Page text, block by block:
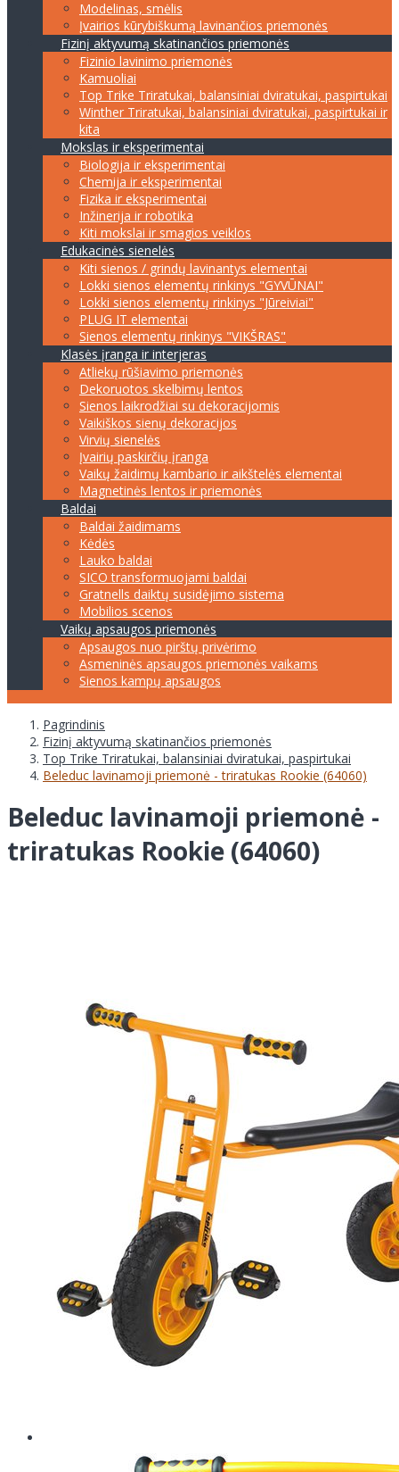
Modelinas, smėlis
Įvairios kūrybiškumą lavinančios priemonės
Fizinį aktyvumą skatinančios priemonės
Fizinio lavinimo priemonės
Kamuoliai
Top Trike Triratukai, balansiniai dviratukai, paspirtukai
Winther Triratukai, balansiniai dviratukai, paspirtukai ir
kita
Mokslas ir eksperimentai
Biologija ir eksperimentai
Chemija ir eksperimentai
Fizika ir eksperimentai
Inžinerija ir robotika
Kiti mokslai ir smagios veiklos
Edukacinės sienelės
Kiti sienos / grindų lavinantys elementai
Lokki sienos elementų rinkinys "GYVŪNAI"
Lokki sienos elementų rinkinys "Jūreiviai"
PLUG IT elementai
Sienos elementų rinkinys "VIKŠRAS"
Klasės įranga ir interjeras
Atliekų rūšiavimo priemonės
Dekoruotos skelbimų lentos
Sienos laikrodžiai su dekoracijomis
Vaikiškos sienų dekoracijos
Virvių sienelės
Įvairių paskirčių įranga
Vaikų žaidimų kambario ir aikštelės elementai
Magnetinės lentos ir priemonės
Baldai
Baldai žaidimams
Kėdės
Lauko baldai
SICO transformuojami baldai
Gratnells daiktų susidėjimo sistema
Mobilios scenos
Vaikų apsaugos priemonės
Apsaugos nuo pirštų privėrimo
Asmeninės apsaugos priemonės vaikams
Sienos kampų apsaugos
Pagrindinis
Fizinį aktyvumą skatinančios priemonės
Top Trike Triratukai, balansiniai dviratukai, paspirtukai
Beleduc lavinamoji priemonė - triratukas Rookie (64060)
Beleduc lavinamoji priemonė -
triratukas Rookie (64060)